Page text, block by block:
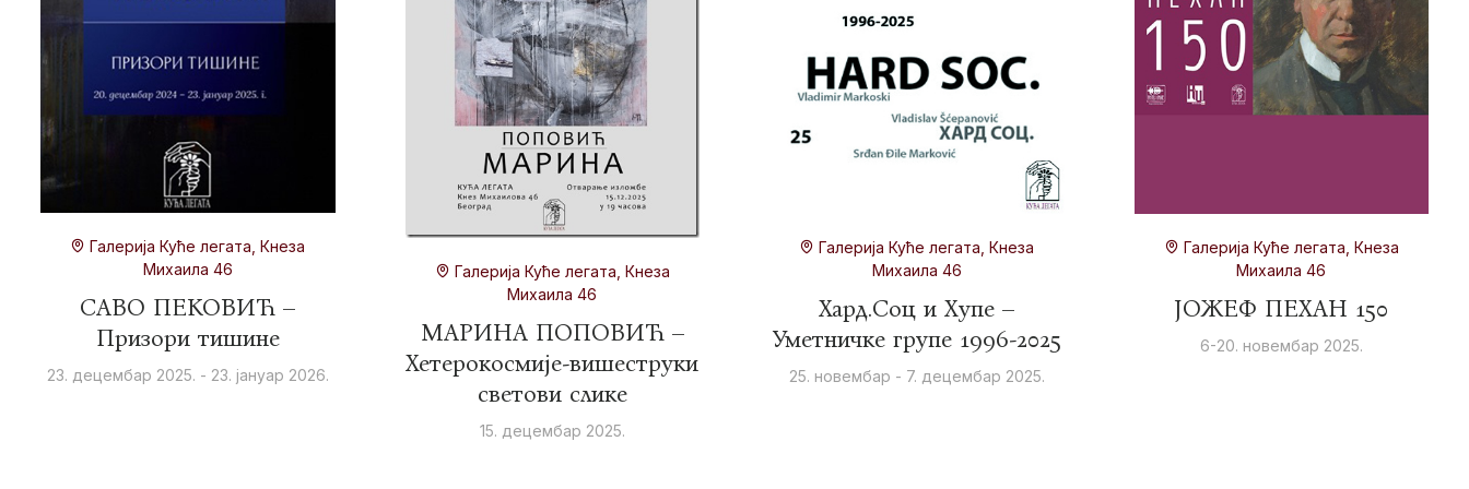
Галерија Куће легата, Кнеза
Михаила 46
САВО ПЕКОВИЋ –
Призори тишине
23. децембар 2025. - 23. јануар 2026.
Галерија Куће легата, Кнеза
Михаила 46
МАРИНА ПОПОВИЋ –
Хетерокосмије-вишеструки
светови слике
15. децембар 2025.
Галерија Куће легата, Кнеза
Михаила 46
Хард.Соц и Хyпе –
Уметничке групе 1996-2025
25. новембар - 7. децембар 2025.
Галерија Куће легата, Кнеза
Михаила 46
ЈОЖЕФ ПЕХАН 150
6-20. новембар 2025.